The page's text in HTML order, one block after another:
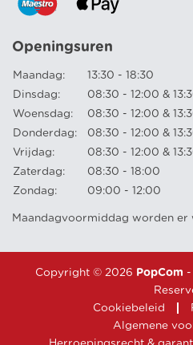
Openingsuren
Maandag:
13:30 - 18:30
Dinsdag:
08:30 - 12:00 &
Woensdag:
08:30 - 12:00 &
Donderdag:
08:30 - 12:00 &
Vrijdag:
08:30 - 12:00 &
Zaterdag:
08:30 - 18:00
Zondag:
09:00 - 12:00
Maandagvoormiddag worden
Copyright © 2026 PopCom -
Cookiebeleid
Algemene